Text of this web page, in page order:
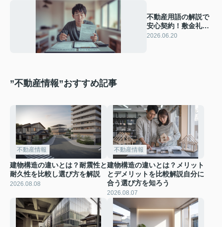
不動産用語の解説で
安心契約！敷金礼金
更新料フリーレント
2026.06.20
”不動産情報”おすすめ記事
不動産情報
建物構造の違いとは？耐震性と
耐久性を比較し選び方を解説
2026.08.08
不動産情報
建物構造の違いとは？メリット
とデメリットを比較解説自分に
合う選び方を知ろう
2026.08.07